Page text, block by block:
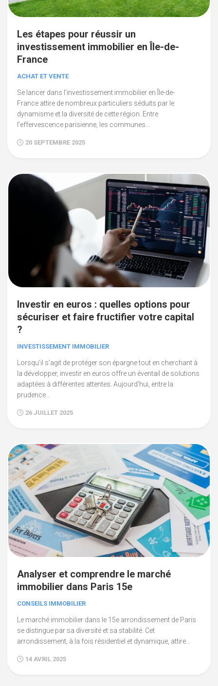
Les étapes pour réussir un
investissement immobilier en Île-de-
France
ACHAT ET VENTE
Se lancer dans l’investissement immobilier en Île-de-
France attire de nombreux particuliers séduits par le
dynamisme et la diversité de cette région. Entre
l’effervescence parisienne, les communes...
20 SEPTEMBRE 2025
Investir en euros : quelles options pour
sécuriser et faire fructifier votre capital
?
INVESTISSEMENT IMMOBILIER
Lorsqu’il s’agit de protéger son épargne tout en cherchant à
la développer, investir en euros offre un éventail de solutions
adaptées à différentes attentes. Aujourd’hui, entre la
prudence...
26 JUILLET 2025
Analyser et comprendre le marché
immobilier dans Paris 15e
CONSEILS IMMOBILIER
Le marché immobilier dans le 15e arrondissement de Paris
se distingue par sa diversité et sa stabilité. Cet
arrondissement, à la fois résidentiel et dynamique, attire...
14 AVRIL 2025